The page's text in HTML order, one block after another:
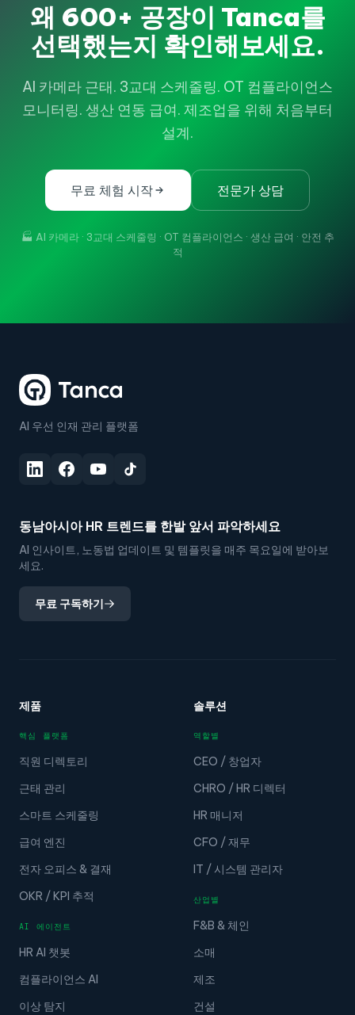
왜 600+ 공장이 Tanca를
선택했는지 확인해보세요.
AI 카메라 근태. 3교대 스케줄링. OT 컴플라이언스
모니터링. 생산 연동 급여. 제조업을 위해 처음부터
설계.
무료 체험 시작 전문가 상담
🏭 AI 카메라 · 3교대 스케줄링 · OT 컴플라이언스 · 생산 급여 · 안전 추
적
AI 우선 인재 관리 플랫폼
동남아시아 HR 트렌드를 한발 앞서 파악하세요
AI 인사이트, 노동법 업데이트 및 템플릿을 매주 목요일에 받아보
세요.
무료 구독하기
제품
핵심 플랫폼
직원 디렉토리
근태 관리
스마트 스케줄링
급여 엔진
전자 오피스 & 결재
OKR / KPI 추적
AI 에이전트
HR AI 챗봇
컴플라이언스 AI
이상 탐지
솔루션
역할별
CEO / 창업자
CHRO / HR 디렉터
HR 매니저
CFO / 재무
IT / 시스템 관리자
산업별
F&B & 체인
소매
제조
건설